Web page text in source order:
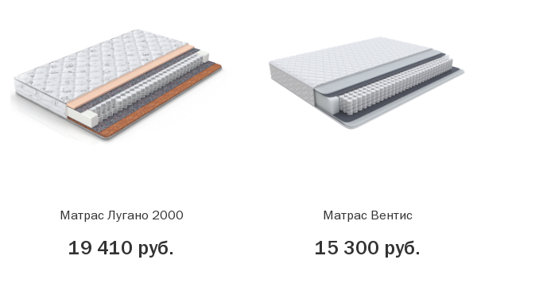
Матрас Лугано 2000
19 410 руб.
Матрас Вентис
15 300 руб.